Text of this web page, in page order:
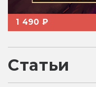
1 490 ₽
Статьи